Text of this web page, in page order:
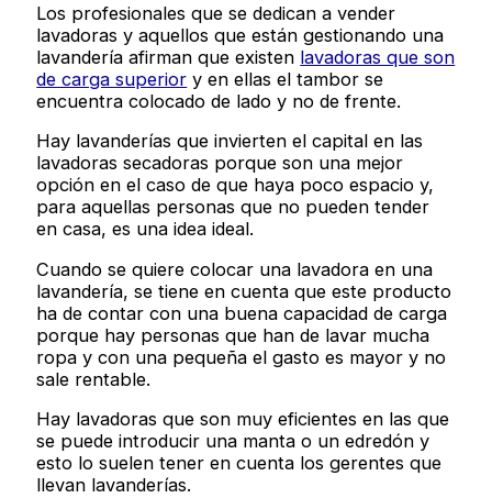
Los profesionales que se dedican a vender
lavadoras y aquellos que están gestionando una
lavandería afirman que existen lavadoras que son
de carga superior y en ellas el tambor se
encuentra colocado de lado y no de frente.
Hay lavanderías que invierten el capital en las
lavadoras secadoras porque son una mejor
opción en el caso de que haya poco espacio y,
para aquellas personas que no pueden tender
en casa, es una idea ideal.
Cuando se quiere colocar una lavadora en una
lavandería, se tiene en cuenta que este producto
ha de contar con una buena capacidad de carga
porque hay personas que han de lavar mucha
ropa y con una pequeña el gasto es mayor y no
sale rentable.
Hay lavadoras que son muy eficientes en las que
se puede introducir una manta o un edredón y
esto lo suelen tener en cuenta los gerentes que
llevan lavanderías.